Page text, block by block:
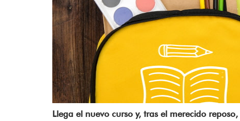
Llega el nuevo curso y, tras el merecido